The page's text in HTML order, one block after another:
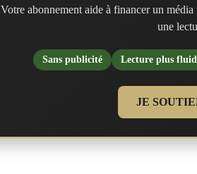
Votre abonnement aide à financer un
une
Sans publicité Lecture plus
JE